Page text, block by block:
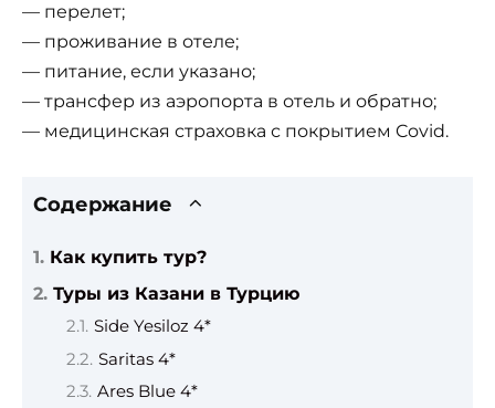
— перелет;
— проживание в отеле;
— питание, если указано;
— трансфер из аэропорта в отель и обратно;
— медицинская страховка с покрытием Covid.
Содержание
Как купить тур?
Туры из Казани в Турцию
Side Yesiloz 4*
Saritas 4*
Ares Blue 4*